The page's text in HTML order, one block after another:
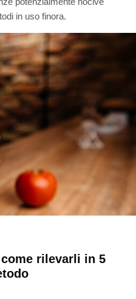
in uso finora.
rilevarli in 5